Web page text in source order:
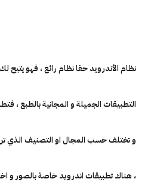
نظام الأندرويد حقا نظام رائع ، فهو
التطبيقات الجميلة و المجانية بالطبع ،
و تختلف حسب المجال او التصنيف الذي
، هناك تطبيقات اندرويد خاصة بالصور و